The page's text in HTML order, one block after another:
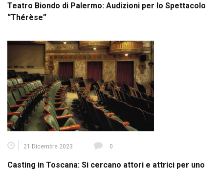
Teatro Biondo di Palermo: Audizioni per lo Spettacolo
“Thérèse”
21 Dicembre 2023 0
Casting in Toscana: Si cercano attori e attrici per uno